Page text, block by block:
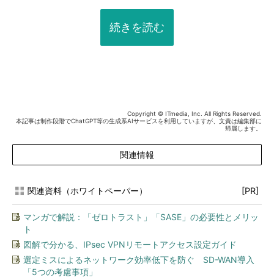
続きを読む
Copyright © ITmedia, Inc. All Rights Reserved.
本記事は制作段階でChatGPT等の生成系AIサービスを利用していますが、文責は編集部に
帰属します。
関連情報
関連資料（ホワイトペーパー） [PR]
マンガで解説：「ゼロトラスト」「SASE」の必要性とメリッ
ト
図解で分かる、IPsec VPNリモートアクセス設定ガイド
選定ミスによるネットワーク効率低下を防ぐ SD-WAN導入
「5つの考慮事項」